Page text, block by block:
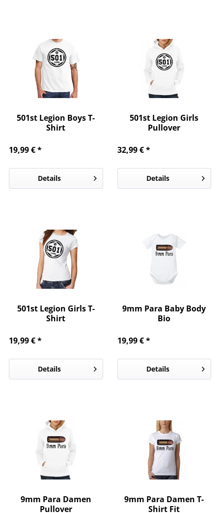
501st Legion Boys T-
Shirt
19,99 € *
Details
501st Legion Girls
Pullover
32,99 € *
Details
501st Legion Girls T-
Shirt
19,99 € *
Details
9mm Para Baby Body
Bio
19,99 € *
Details
9mm Para Damen
Pullover
9mm Para Damen T-
Shirt Fit